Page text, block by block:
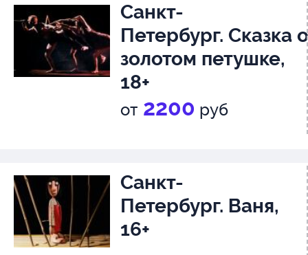
Санкт-
Петербург. Сказка о
золотом петушке,
18+
от 2200 руб
Санкт-
Петербург. Ваня,
16+